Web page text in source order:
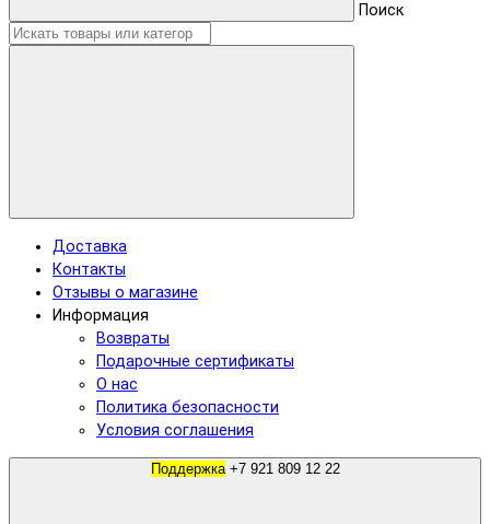
Поиск
Доставка
Контакты
Отзывы о магазине
Информация
Возвраты
Подарочные сертификаты
О нас
Политика безопасности
Условия соглашения
Поддержка +7 921 809 12 22